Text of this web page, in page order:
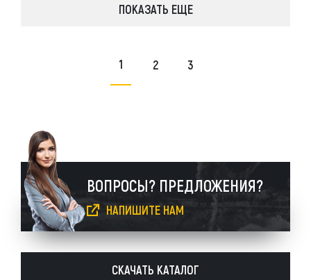
ПОКАЗАТЬ ЕЩЕ
1 2 3
ВОПРОСЫ? ПРЕДЛОЖЕНИЯ?
НАПИШИТЕ НАМ
СКАЧАТЬ КАТАЛОГ